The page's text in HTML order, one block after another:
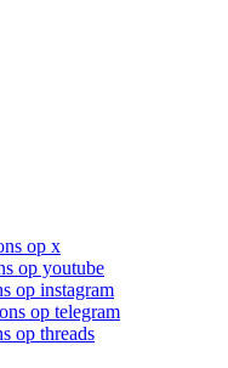
op x
op youtube
op instagram
op telegram
op threads